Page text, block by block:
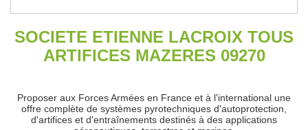
SOCIETE ETIENNE LACROIX TOUS
ARTIFICES MAZERES 09270
Proposer aux Forces Armées en France et à l'international une
offre complète de systèmes pyrotechniques d'autoprotection,
d'artifices et d'entraînements destinés à des applications